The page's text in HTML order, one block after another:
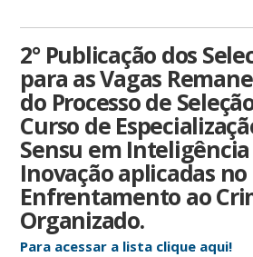
2° Publicação dos
para as Vagas
do Processo de
Curso de
Sensu em
Inovação aplicadas no
Enfrentamento ao
Organizado.
Para acessar a lista clique aqui!